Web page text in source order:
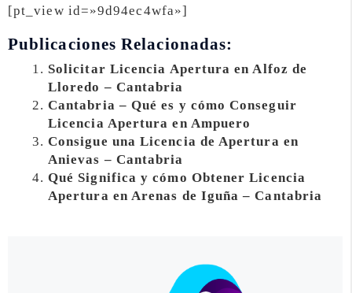
[pt_view id=»9d94ec4wfa»]
Publicaciones Relacionadas:
Solicitar Licencia Apertura en Alfoz de
Lloredo – Cantabria
Cantabria – Qué es y cómo Conseguir
Licencia Apertura en Ampuero
Consigue una Licencia de Apertura en
Anievas – Cantabria
Qué Significa y cómo Obtener Licencia
Apertura en Arenas de Iguña – Cantabria